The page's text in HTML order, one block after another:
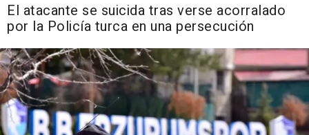
El atacante se suicida tras verse acorralado
por la Policía turca en una persecución